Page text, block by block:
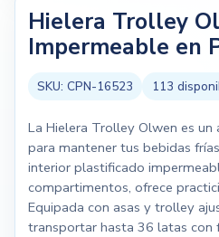
Hielera Trolley
Impermeable en
SKU: CPN-16523 113
La Hielera Trolley Olwen es un
para mantener tus bebidas
interior plastificado
compartimentos, ofrece
Equipada con asas y trolley
transportar hasta 36 latas con